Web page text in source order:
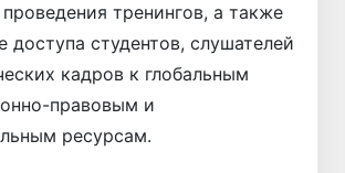
тренингов, а также
доступа студентов, слушателей
кадров к глобальным
правовым и
ресурсам.